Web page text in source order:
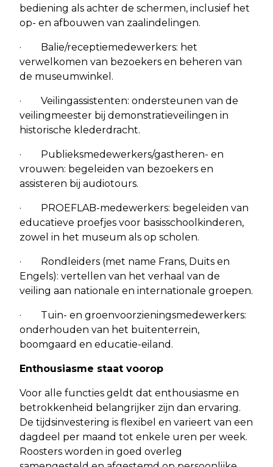
bediening als achter de schermen, inclusief het
op- en afbouwen van zaalindelingen.
· Balie/receptiemedewerkers: het
verwelkomen van bezoekers en beheren van
de museumwinkel.
· Veilingassistenten: ondersteunen van de
veilingmeester bij demonstratieveilingen in
historische klederdracht.
· Publieksmedewerkers/gastheren- en
vrouwen: begeleiden van bezoekers en
assisteren bij audiotours.
· PROEFLAB-medewerkers: begeleiden van
educatieve proefjes voor basisschoolkinderen,
zowel in het museum als op scholen.
· Rondleiders (met name Frans, Duits en
Engels): vertellen van het verhaal van de
veiling aan nationale en internationale groepen.
· Tuin- en groenvoorzieningsmedewerkers:
onderhouden van het buitenterrein,
boomgaard en educatie-eiland.
Enthousiasme staat voorop
Voor alle functies geldt dat enthousiasme en
betrokkenheid belangrijker zijn dan ervaring.
De tijdsinvestering is flexibel en varieert van een
dagdeel per maand tot enkele uren per week.
Roosters worden in goed overleg